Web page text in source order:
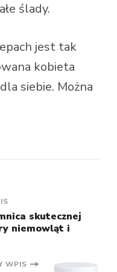
ślady.
jest tak
kobieta
siebie. Można
skutecznej
niemowląt i
WPIS